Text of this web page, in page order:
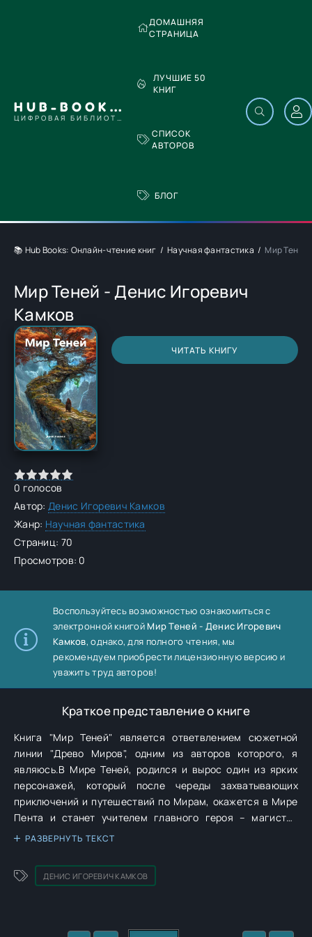
HUB-BOOKS.COM
ЦИФРОВАЯ БИБЛИОТЕКА
ДОМАШНЯЯ
СТРАНИЦА
ЛУЧШИЕ 50
КНИГ
СПИСОК
АВТОРОВ
БЛОГ
📚 Hub Books: Онлайн-чтение книг Научная фантастика Мир Теней
Мир Теней - Денис Игоревич
Камков
ЧИТАТЬ КНИГУ
0 голосов
Автор: Денис Игоревич Камков
Жанр: Научная фантастика
Страниц: 70
Просмотров: 0
Воспользуйтесь возможностью ознакомиться с
электронной книгой Мир Теней - Денис Игоревич
Камков, однако, для полного чтения, мы
рекомендуем приобрести лицензионную версию и
уважить труд авторов!
Краткое представление о книге
Книга "Мир Теней" является ответвлением сюжетной
линии "Древо Миров", одним из авторов которого, я
являюсь.В Мире Теней, родился и вырос один из ярких
персонажей, который после череды захватывающих
приключений и путешествий по Мирам, окажется в Мире
Пента и станет учителем главного героя – магистра
магии Драгорта, в Школе Волшебства
подробно разложены по их структуре такие понятия как
астрал и лимб. В дальнейшем, я и мой брат будем часто
углубляться в физический и энергетический план этих
РАЗВЕРНУТЬ ТЕКСТ
ДЕНИС ИГОРЕВИЧ КАМКОВ